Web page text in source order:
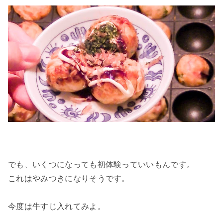
でも、いくつになっても初体験っていいもんです。
これはやみつきになりそうです。
今度は牛すじ入れてみよ。